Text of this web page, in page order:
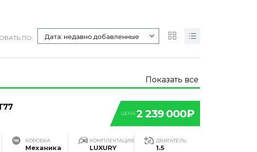
ПО: Дата: недавно добавленные
Показать все
ЦЕНА2 239 000₽
КОРОБКА
Механика
КОМПЛЕКТАЦИЯ
LUXURY
ДВИГАТЕЛЬ
1.5